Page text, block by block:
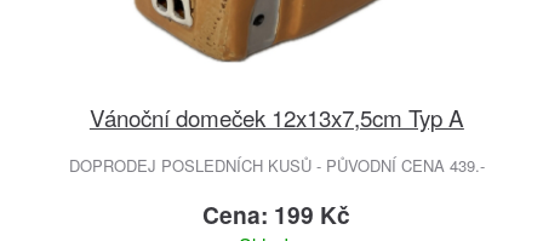
Vánoční domeček 12x13x7,5cm Typ A
DOPRODEJ POSLEDNÍCH KUSŮ - PŮVODNÍ CENA 439.-
Cena: 199 Kč